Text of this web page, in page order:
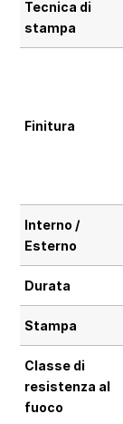
Tecnica di
stampa
Finitura
Interno /
Esterno
Durata
Stampa
Classe di
resistenza al
fuoco